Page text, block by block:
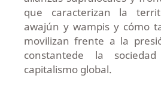
que caracterizan la
awajún y wampis y cómo
movilizan frente a la
constantede la
capitalismo global.